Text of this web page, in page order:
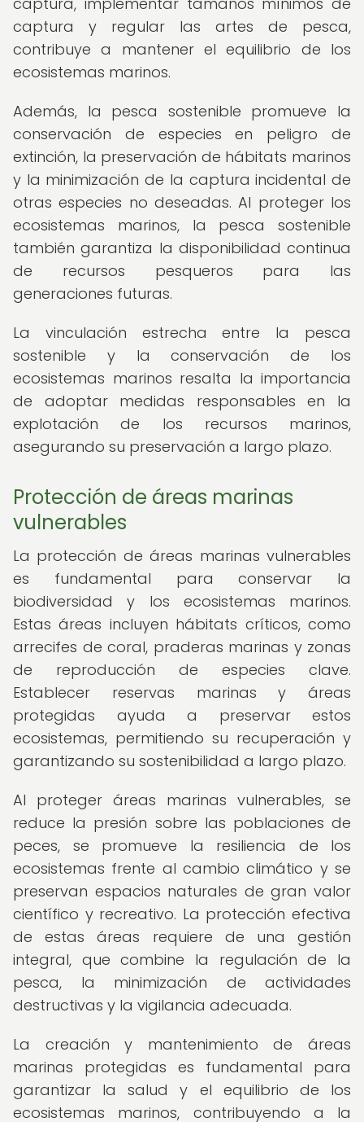
captura y regular las artes de pesca,
contribuye a mantener el equilibrio de los
ecosistemas marinos.
Además, la pesca sostenible promueve la
conservación de especies en peligro de
extinción, la preservación de hábitats marinos
y la minimización de la captura incidental de
otras especies no deseadas. Al proteger los
ecosistemas marinos, la pesca sostenible
también garantiza la disponibilidad continua
de recursos pesqueros para las
generaciones futuras.
La vinculación estrecha entre la pesca
sostenible y la conservación de los
ecosistemas marinos resalta la importancia
de adoptar medidas responsables en la
explotación de los recursos marinos,
asegurando su preservación a largo plazo.
Protección de áreas marinas
vulnerables
La protección de áreas marinas vulnerables
es fundamental para conservar la
biodiversidad y los ecosistemas marinos.
Estas áreas incluyen hábitats críticos, como
arrecifes de coral, praderas marinas y zonas
de reproducción de especies clave.
Establecer reservas marinas y áreas
protegidas ayuda a preservar estos
ecosistemas, permitiendo su recuperación y
garantizando su sostenibilidad a largo plazo.
Al proteger áreas marinas vulnerables, se
reduce la presión sobre las poblaciones de
peces, se promueve la resiliencia de los
ecosistemas frente al cambio climático y se
preservan espacios naturales de gran valor
científico y recreativo. La protección efectiva
de estas áreas requiere de una gestión
integral, que combine la regulación de la
pesca, la minimización de actividades
destructivas y la vigilancia adecuada.
La creación y mantenimiento de áreas
marinas protegidas es fundamental para
garantizar la salud y el equilibrio de los
ecosistemas marinos, contribuyendo a la